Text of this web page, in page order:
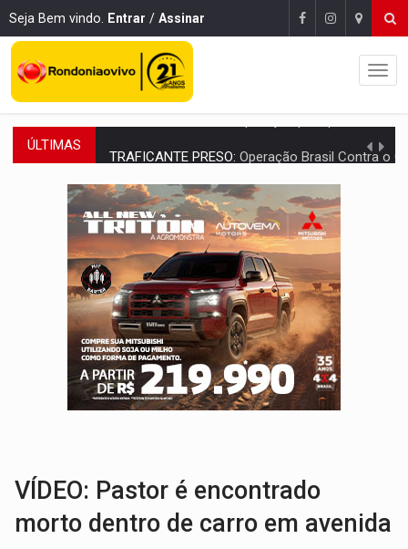
Seja Bem vindo. Entrar / Assinar
ÚLTIMAS Operação Brasil Contra o Crime apreende quase meia
SUPER EL NIÑO:Trabalho inédito vai garantir água potável para
FAMÍLIA MORREU:Identificadas as cinco vítimas de acidente na BR-364,
BRASIL CONTRA O CRIME:Acusado de guardar armas de facção é preso com
TRAGÉDIA:Sobe para cinco o número de mortos em colisão entre carreta e
TRANSPORTE DE ARROZ:MPF assegura cumprimento da legislação sobre transporte
DEEPFAKE:Sancionada lei contra violência sexual infantil na
COLEGIADO:Brasil e Rússia discutem energia nuclear, defesa e
VÍDEO: Pastor é encontrado
morto dentro de carro em avenida